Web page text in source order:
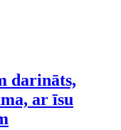
darināts,
ar īsu